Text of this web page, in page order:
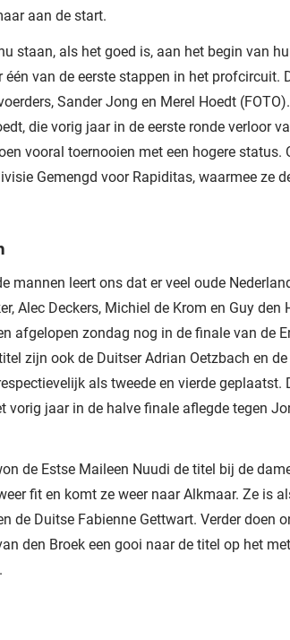
aan de start.
staan, als het goed is, aan het begin van
één van de eerste stappen in het profcircuit.
Sander Jong en Merel Hoedt
die vorig jaar in de eerste ronde verloor
vooral toernooien met een hogere status.
Gemengd voor Rapiditas, waarmee ze
mannen leert ons dat er veel oude
Alec Deckers, Michiel de Krom en Guy den
afgelopen zondag nog in de finale van de
zijn ook de Duitser Adrian Oetzbach en de
als tweede en vierde geplaatst.
vorig jaar in de halve finale aflegde tegen
de Estse Maileen Nuudi de titel bij de
fit en komt ze weer naar Alkmaar. Ze is
de Duitse Fabienne Gettwart. Verder doen
den Broek een gooi naar de titel op het